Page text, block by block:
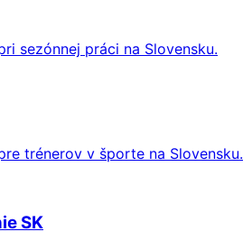
sezónnej práci na Slovensku.
trénerov v športe na Slovensku.
SK